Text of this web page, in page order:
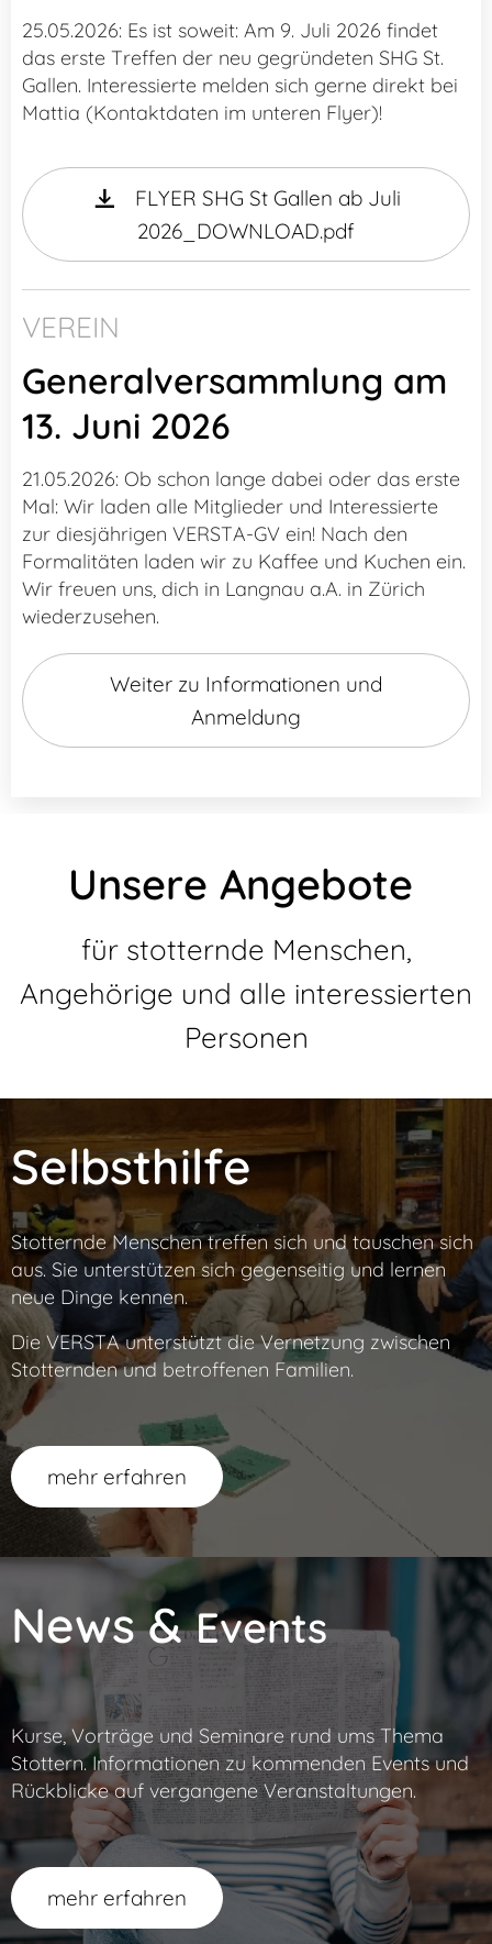
25.05.2026: Es ist soweit: Am 9. Juli 2026 findet
das erste Treffen der neu gegründeten SHG St.
Gallen. Interessierte melden sich gerne direkt bei
Mattia (Kontaktdaten im unteren Flyer)!
FLYER SHG St Gallen ab Juli
2026_DOWNLOAD.pdf
VEREIN
Generalversammlung am
13. Juni 2026
21.05.2026: Ob schon lange dabei oder das erste
Mal: Wir laden alle Mitglieder und Interessierte
zur diesjährigen VERSTA-GV ein! Nach den
Formalitäten laden wir zu Kaffee und Kuchen ein.
Wir freuen uns, dich in Langnau a.A. in Zürich
wiederzusehen.
Weiter zu Informationen und
Anmeldung
Unsere Angebote
für stotternde Menschen,
Angehörige und alle interessierten
Personen
Selbsthilfe
Stotternde Menschen treffen sich und tauschen sich
aus. Sie unterstützen sich gegenseitig und lernen
neue Dinge kennen.
Die VERSTA unterstützt die Vernetzung zwischen
Stotternden und betroffenen Familien.
mehr erfahren
News &Events
Kurse, Vorträge und Seminare rund ums Thema
Stottern. Informationen zu kommenden Events und
Rückblicke auf vergangene Veranstaltungen.
mehr erfahren